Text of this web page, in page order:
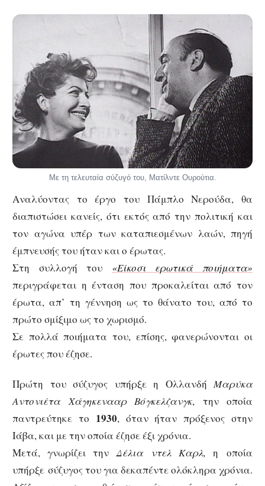
Με τη τελευταία σύζυγό του, Ματίλντε Ουρούτια.
Αναλύοντας το έργο του Πάμπλο Νερούδα, θα
διαπιστώσει κανείς, ότι εκτός από την πολιτική και
τον αγώνα υπέρ των καταπιεσμένων λαών, πηγή
έμπνευσής του ήταν και ο έρωτας.
Στη συλλογή του «Είκοσι ερωτικά ποιήματα»
περιγράφεται η ένταση που προκαλείται από τον
έρωτα, απ’ τη γέννηση ως το θάνατο του, από το
πρώτο σμίξιμο ως το χωρισμό.
Σε πολλά ποιήματα του, επίσης, φανερώνονται οι
έρωτες που έζησε.
Πρώτη του σύζυγος υπήρξε η ΟλλανδήΜαρύκα
Αντονιέτα Χάγηκενααρ Βόγκελζανγκ, την οποία
παντρεύτηκε το 1930, όταν ήταν πρόξενος στην
Ιάβα, και με την οποία έζησε έξι χρόνια.
Μετά, γνωρίζει τηνΔέλια ντελ Καρλ, η οποία
υπήρξε σύζυγος του για δεκαπέντε ολόκληρα χρόνια.